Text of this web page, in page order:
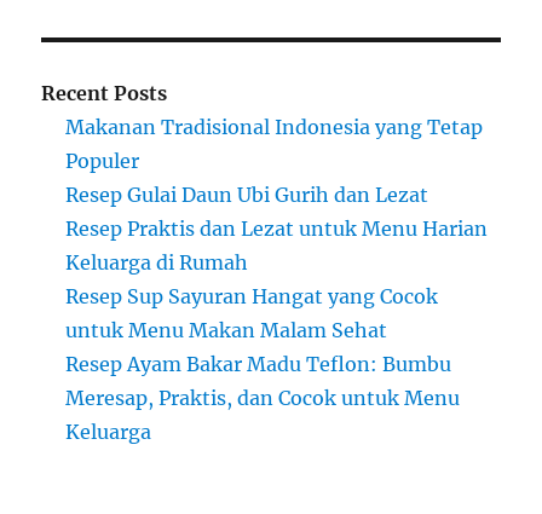
Recent Posts
Makanan Tradisional Indonesia yang Tetap
Populer
Resep Gulai Daun Ubi Gurih dan Lezat
Resep Praktis dan Lezat untuk Menu Harian
Keluarga di Rumah
Resep Sup Sayuran Hangat yang Cocok
untuk Menu Makan Malam Sehat
Resep Ayam Bakar Madu Teflon: Bumbu
Meresap, Praktis, dan Cocok untuk Menu
Keluarga